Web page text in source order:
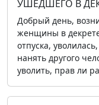
УШЕДШЕГО В
Добрый день,
женщины в
отпуска,
нанять другого
уволить, прав ли